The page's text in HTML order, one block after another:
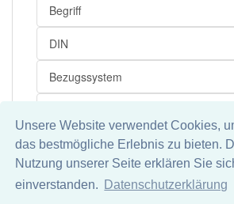
Unsere Website verwendet Cookies,
das bestmögliche Erlebnis zu bieten.
Nutzung unserer Seite erklären Sie
einverstanden.
Datenschutzerklärung
Begriff
DIN
Bezugssystem
Schneiden